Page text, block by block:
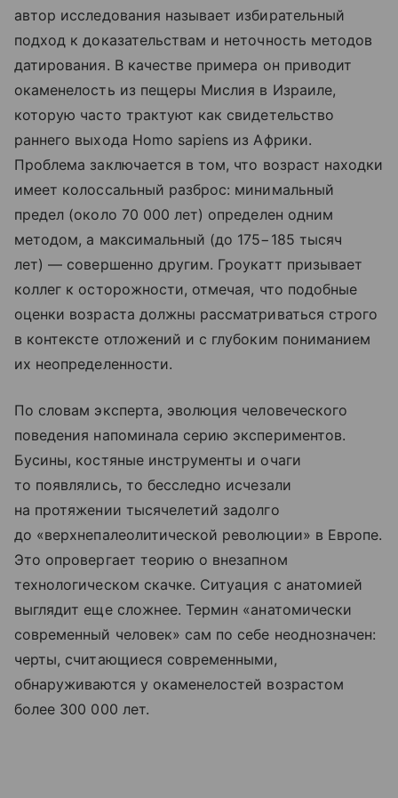
автор исследования называет избирательный
подход к доказательствам и неточность методов
датирования. В качестве примера он приводит
окаменелость из пещеры Мислия в Израиле,
которую часто трактуют как свидетельство
раннего выхода Homo sapiens из Африки.
Проблема заключается в том, что возраст находки
имеет колоссальный разброс: минимальный
предел (около 70 000 лет) определен одним
методом, а максимальный (до 175−185 тысяч
лет) — совершенно другим. Гроукатт призывает
коллег к осторожности, отмечая, что подобные
оценки возраста должны рассматриваться строго
в контексте отложений и с глубоким пониманием
их неопределенности.
По словам эксперта, эволюция человеческого
поведения напоминала серию экспериментов.
Бусины, костяные инструменты и очаги
то появлялись, то бесследно исчезали
на протяжении тысячелетий задолго
до «верхнепалеолитической революции» в Европе.
Это опровергает теорию о внезапном
технологическом скачке. Ситуация с анатомией
выглядит еще сложнее. Термин «анатомически
современный человек» сам по себе неоднозначен:
черты, считающиеся современными,
обнаруживаются у окаменелостей возрастом
более 300 000 лет.